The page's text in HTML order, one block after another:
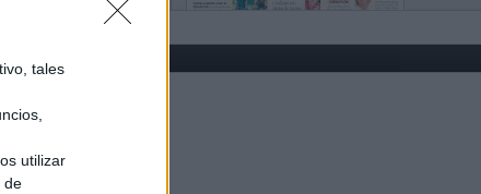
tales
utilizar
de